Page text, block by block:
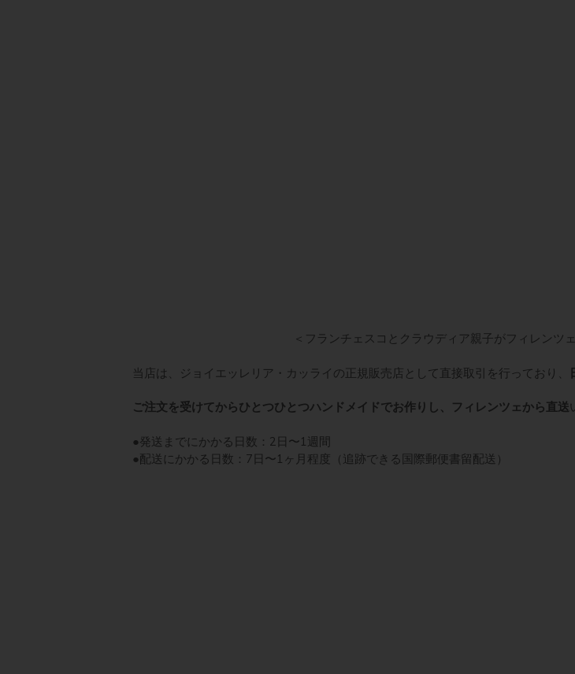
＜フランチェスコとクラウディア親子がフィレンツ
当店は、ジョイエッレリア・カッライの正規販売店として直接取引を行っており、
ご注文を受けてからひとつひとつハンドメイドでお作りし、フィレンツェから直送
●発送までにかかる日数：2日〜1週間
●配送にかかる日数：7日〜1ヶ月程度（追跡できる国際郵便書留配送）